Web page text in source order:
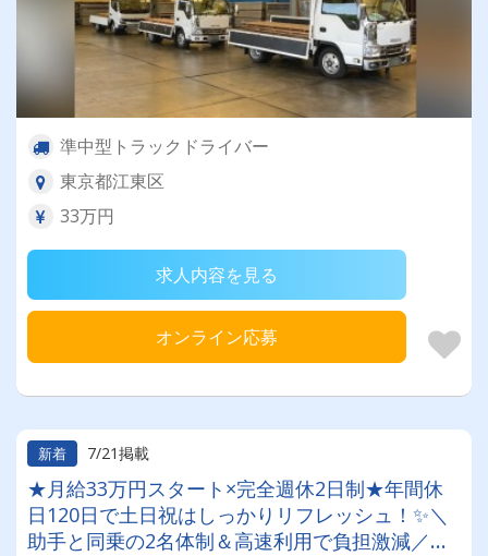
準中型トラックドライバー
東京都江東区
33万円
求人内容を見る
オンライン応募
新着 7/21掲載
★月給33万円スタート×完全週休2日制★年間休
日120日で土日祝はしっかりリフレッシュ！✨＼
助手と同乗の2名体制＆高速利用で負担激減／残